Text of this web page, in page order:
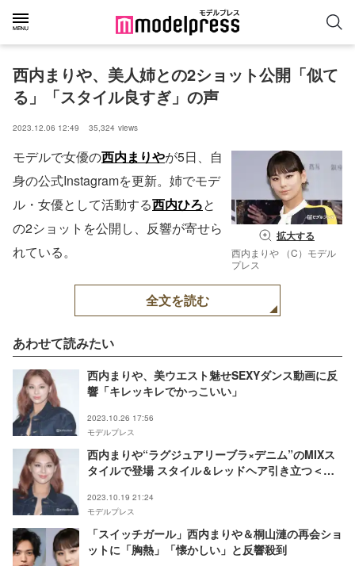
西内まりや、美人姉との2ショット公開「似て
る」「スタイル良すぎ」の声
2023.12.06 12:49 35,324 views
拡大する
西内まりや （C）モデル
プレス
モデルで女優の西内まりやが5日、自
身の公式Instagramを更新。姉でモデ
ル・女優として活動する西内ひろと
の2ショットを公開し、反響が寄せら
れている。
全文を読む
あわせて読みたい
西内まりや、美ウエスト魅せSEXYダンス動画に反
響「キレッキレでかっこいい」
2023.10.26 17:56
モデルプレス
西内まりや“ラグジュアリーブラ×デニム”のMIXス
タイルで登場 スタイル＆レッドヘア引き立つ＜
2023.10.19 21:24
モデルプレス
「スイッチガール」西内まりや＆桐山漣の再会ショ
ットに「胸熱」「懐かしい」と反響殺到